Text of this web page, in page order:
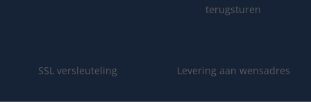
terugsturen
SSL versleuteling Levering aan wensadres